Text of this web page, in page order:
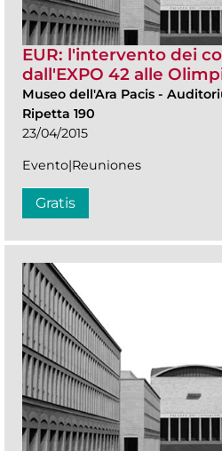
EUR: l'intervento dei
dall'EXPO 42 alle
Museo dell'Ara Pacis -
Ripetta 190
23/04/2015
Evento|Reuniones
Gratis